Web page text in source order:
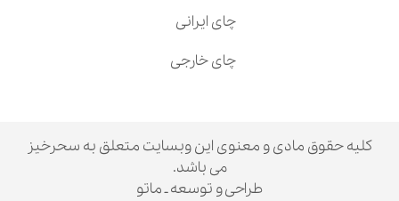
مادی و معنوی این وبسایت متعلق به سحرخیز
طراحی و توسعه ـ ماتو